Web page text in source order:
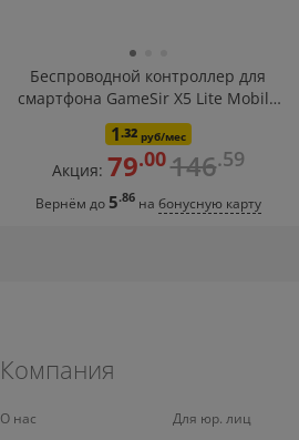
Беспроводной контроллер для
смартфона GameSir X5 Lite Mobile
Controller Type-C (черный)
1.32руб/мес
Акция: 79.00146.59
Вернём до5.86 на бонусную карту
Компания
О нас
Для юр. лиц